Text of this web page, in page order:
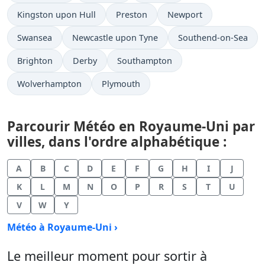
Kingston upon Hull Preston Newport
Swansea Newcastle upon Tyne Southend-on-Sea
Brighton Derby Southampton
Wolverhampton Plymouth
Parcourir Météo en Royaume-Uni par
villes, dans l'ordre alphabétique :
A B C D E F G H I
J
K
L M N O P R S T
U
V
W Y
Météo à Royaume-Uni ›
Le meilleur moment pour sortir à